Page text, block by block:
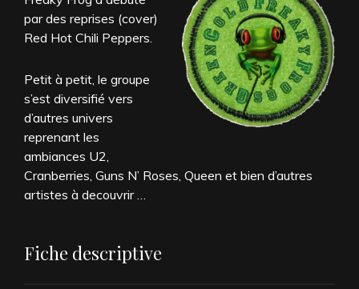
par des reprises (cover)
Red Hot Chili Peppers.
Petit à petit, le groupe
s’est diversifié vers
d’autres univers
reprenant les
ambiances U2,
Cranberries, Guns N’ Roses, Queen et bien d’autres
artistes à decouvrir …
Fiche descriptive